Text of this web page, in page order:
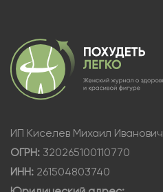
ИП Киселев Михаил Иванович
ОГРН: 320265100110770
ИНН: 261504803740